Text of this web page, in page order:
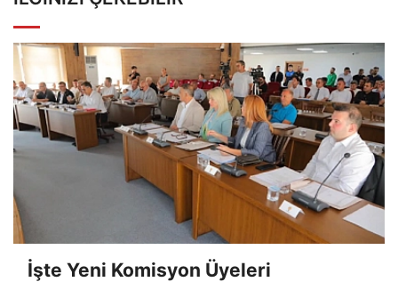
İşte Yeni Komisyon Üyeleri